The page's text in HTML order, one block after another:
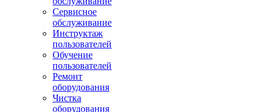
Сервисное
обслуживание
Инструктаж
пользователей
Обучение
пользователей
Ремонт
оборудования
Чистка
оборудования